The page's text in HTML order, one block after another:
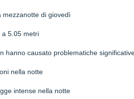
di giovedì
a 5.05 metri
hanno causato problematiche
nella notte
intense nella notte